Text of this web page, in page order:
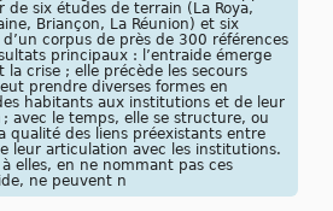
de six études de terrain (La Roya,
Briançon, La Réunion) et six
corpus de près de 300 références
principaux : l’entraide émerge
la crise ; elle précède les secours
prendre diverses formes en
habitants aux institutions et de leur
avec le temps, elle se structure, ou
qualité des liens préexistants entre
leur articulation avec les institutions.
elles, en ne nommant pas ces
ne peuvent n